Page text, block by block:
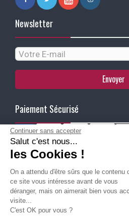
Newsletter
Envoyer
Paiement Sécurisé
Ma Livraison
Continuer sans accepter
Salut c'est nous...
les Cookies !
On a attendu d'être sûrs que le contenu
ce site vous intéresse avant de vous
déranger, mais on aimerait bien vous
visite...
C'est OK pour vous ?